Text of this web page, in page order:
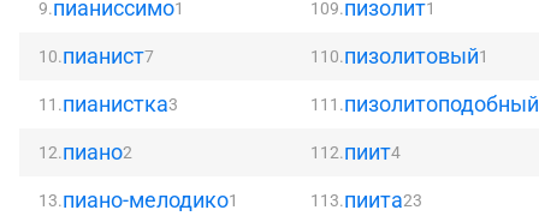
9.пианиссимо1
10.пианист7
11.пианистка3
12.пиано2
13.пиано-мелодико1
109.пизолит1
110.пизолитовый1
111.пизолитоподобный
112.пиит4
113.пиита23